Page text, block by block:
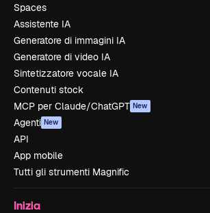
Spaces
Assistente IA
Generatore di immagini IA
Generatore di video IA
Sintetizzatore vocale IA
Contenuti stock
MCP per Claude/ChatGPT New
Agenti New
API
App mobile
Tutti gli strumenti Magnific
Inizia